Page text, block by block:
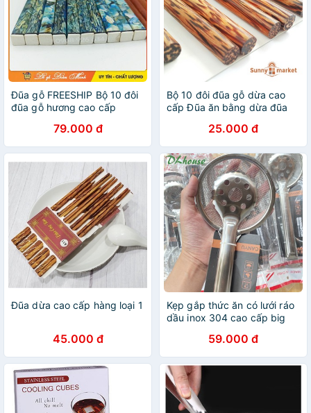
Đũa gỗ FREESHIP Bộ 10 đôi
đũa gỗ hương cao cấp
79.000 đ
Bộ 10 đôi đũa gỗ dừa cao
cấp Đũa ăn bằng dừa đũa
25.000 đ
Đũa dừa cao cấp hàng loại 1
45.000 đ
Kẹp gắp thức ăn có lưới ráo
dầu inox 304 cao cấp big
59.000 đ